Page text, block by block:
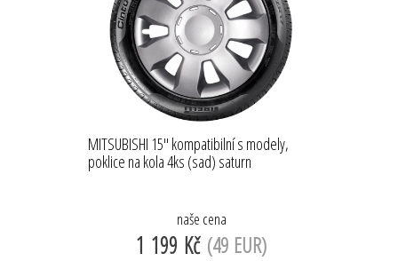
MITSUBISHI 15'' kompatibilní s modely,
poklice na kola 4ks (sad) saturn
naše cena
1 199 Kč (49 EUR)